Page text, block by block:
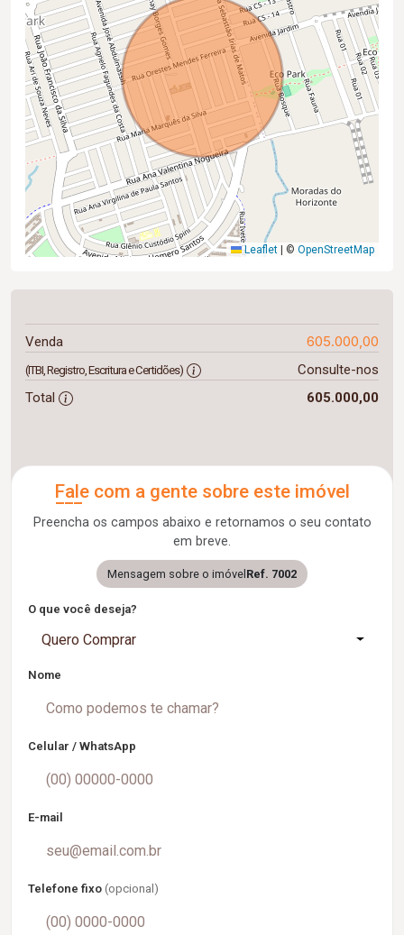
Leaflet | © OpenStreetMap
Venda 605.000,00
(ITBI, Registro, Escritura e Certidões)
Consulte-nos
Total
605.000,00
Fale com a gente sobre este imóvel
Preencha os campos abaixo e retornamos o seu contato
em breve.
Mensagem sobre o imóvelRef. 7002
O que você deseja?
Quero Comprar
Nome
Celular / WhatsApp
E-mail
Telefone fixo (opcional)